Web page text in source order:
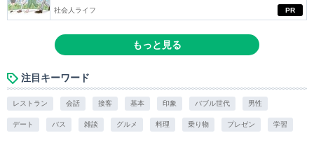
PR
社会人ライフ
もっと見る
注目キーワード
レストラン 会話 接客 基本 印象 バブル世代 男性
デート バス 雑談 グルメ 料理 乗り物 プレゼン 学習